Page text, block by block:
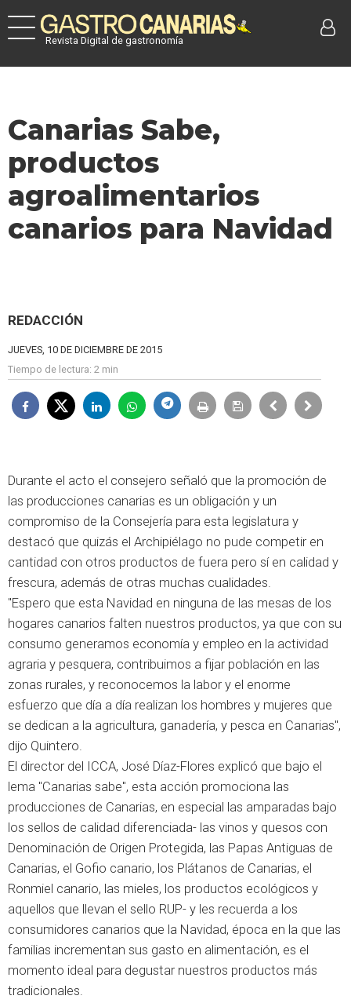
Revista Digital de gastronomía
Canarias Sabe,
productos
agroalimentarios
canarios para Navidad
REDACCIÓN
JUEVES, 10 DE DICIEMBRE DE 2015
Tiempo de lectura: 2 min
Durante el acto el consejero señaló que la promoción de
las producciones canarias es un obligación y un
compromiso de la Consejería para esta legislatura y
destacó que quizás el Archipiélago no pude competir en
cantidad con otros productos de fuera pero sí en calidad y
frescura, además de otras muchas cualidades.
"Espero que esta Navidad en ninguna de las mesas de los
hogares canarios falten nuestros productos, ya que con su
consumo generamos economía y empleo en la actividad
agraria y pesquera, contribuimos a fijar población en las
zonas rurales, y reconocemos la labor y el enorme
esfuerzo que día a día realizan los hombres y mujeres que
se dedican a la agricultura, ganadería, y pesca en Canarias",
dijo Quintero.
El director del ICCA, José Díaz-Flores explicó que bajo el
lema "Canarias sabe", esta acción promociona las
producciones de Canarias, en especial las amparadas bajo
los sellos de calidad diferenciada- las vinos y quesos con
Denominación de Origen Protegida, las Papas Antiguas de
Canarias, el Gofio canario, los Plátanos de Canarias, el
Ronmiel canario, las mieles, los productos ecológicos y
aquellos que llevan el sello RUP- y les recuerda a los
consumidores canarios que la Navidad, época en la que las
familias incrementan sus gasto en alimentación, es el
momento ideal para degustar nuestros productos más
tradicionales.